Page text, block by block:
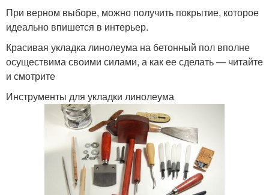
При верном выборе, можно получить покрытие, которое
идеально впишется в интерьер.
Красивая укладка линолеума на бетонный пол вполне
осуществима своими силами, а как ее сделать — читайте
и смотрите
Инструменты для укладки линолеума